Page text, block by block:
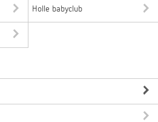
Holle babyclub